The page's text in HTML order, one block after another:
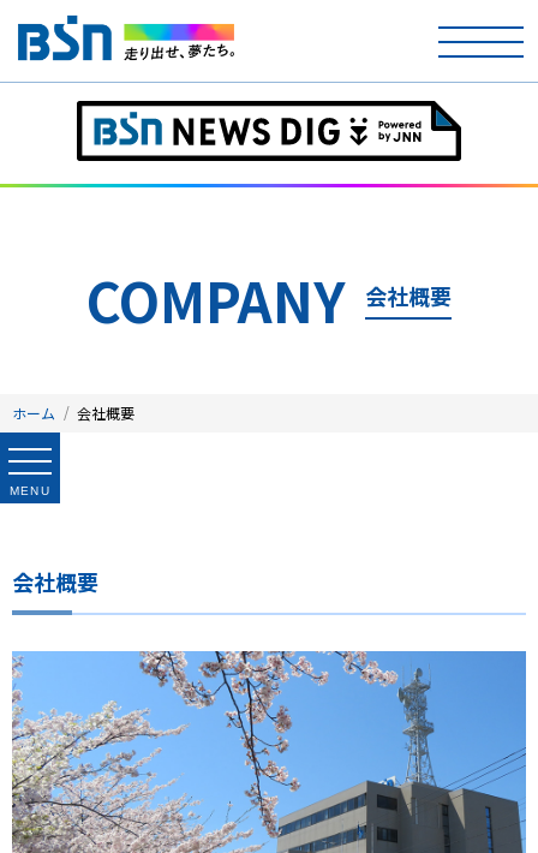
ホーム
テレビ
アナウンサー
ニュース
キッズ ケンジュ 愛の募金
Well-being 防災・減災
ショッピング
会社概要・ビジョン
お問い合わせ
COMPANY 会社概要
ホーム 会社概要
MENU
会社概要